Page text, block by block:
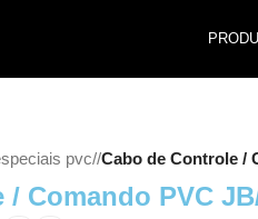
pvc/ Cabo de Controle /
Comando PVC